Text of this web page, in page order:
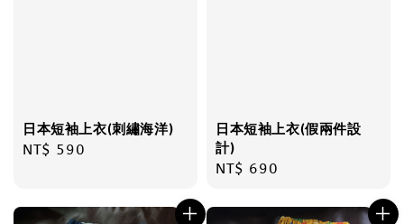
日本短袖上衣(刺繡海洋)
Regular
NT$ 590
日本短袖上衣(假兩件設
計)
Regular
NT$ 690